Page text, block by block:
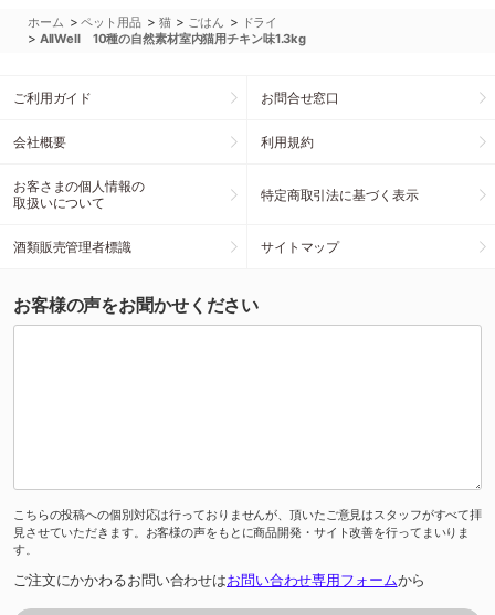
ホーム >ペット用品 > 猫 > ごはん > ドライ
> AllWell 10種の自然素材室内猫用チキン味1.3kg
ご利用ガイド お問合せ窓口
会社概要 利用規約
お客さまの個人情報の
取扱いについて
特定商取引法に基づく表示
酒類販売管理者標識 サイトマップ
お客様の声をお聞かせください
こちらの投稿への個別対応は行っておりませんが、頂いたご意見はスタッフがすべて拝
見させていただきます。お客様の声をもとに商品開発・サイト改善を行ってまいりま
す。
ご注文にかかわるお問い合わせはお問い合わせ専用フォームから